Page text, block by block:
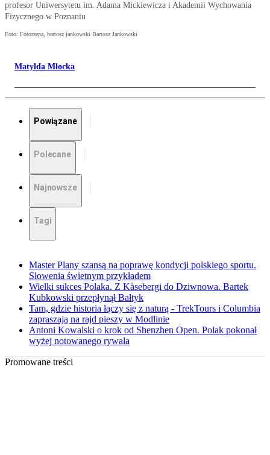
profesor Uniwersytetu im. Adama Mickiewicza i Akademii Wychowania
Fizycznego w Poznaniu
Foto: Fotorzepa, bartosz jankowski Bartosz Jankowski
Matylda Młocka
Powiązane
Polecane
Najnowsze
Tagi
Master Plany szansą na poprawę kondycji polskiego sportu.
Słowenia świetnym przykładem
Wielki sukces Polaka. Z Kåsebergi do Dziwnowa. Bartek
Kubkowski przepłynął Bałtyk
Tam, gdzie historia łączy się z naturą - TrekTours i Columbia
zapraszają na rajd pieszy w Modlinie
Antoni Kowalski o krok od Shenzhen Open. Polak pokonał
wyżej notowanego rywala
Promowane treści